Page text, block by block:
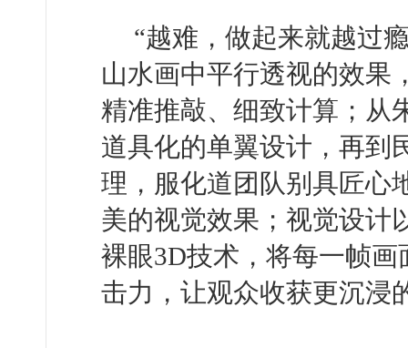
“越难，做起来就越过
山水画中平行透视的效果
精准推敲、细致计算；从
道具化的单翼设计，再到
理，服化道团队别具匠心
美的视觉效果；视觉设计
裸眼3D技术，将每一帧
击力，让观众收获更沉浸